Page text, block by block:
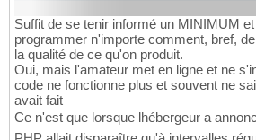
Suffit de se tenir informé un MINIMUM
programmer n'importe comment, bref,
la qualité de ce qu'on produit.
Oui, mais l'amateur met en ligne et ne
code ne fonctionne plus et souvent ne
avait fait
Ce n'est que lorsque lhébergeur a